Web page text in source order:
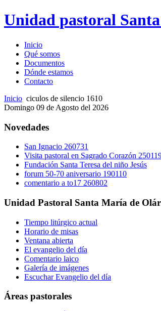
Unidad pastoral
Inicio
Qué somos
Documentos
Dónde estamos
Contacto
Inicio ciculos de silencio 1610
Domingo 09 de Agosto del 2026
Novedades
San Ignacio 260731
Visita pastoral en Sagrado Corazón
Fundación Santa Teresa del niño Jesús
forum 50-70 aniversario 190110
comentario a to17 260802
Unidad Pastoral Santa María de
Tiempo litúrgico actual
Horario de misas
Ventana abierta
El evangelio del día
Comentario laico
Galería de imágenes
Escuchar Evangelio del día
Áreas pastorales